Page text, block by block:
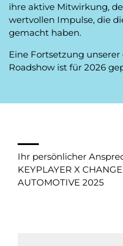
ihre aktive Mitwirkung,
wertvollen Impulse, die
gemacht haben.
Eine Fortsetzung
Roadshow ist für 2026
Ihr persönlicher
KEYPLAYER X
AUTOMOTIVE 2025